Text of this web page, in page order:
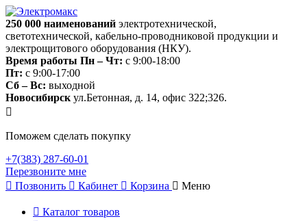
250 000 наименований электротехнической,
светотехнической, кабельно-проводниковой продукции и
электрощитового оборудования (НКУ).
Время работы Пн – Чт: с 9:00-18:00
Пт: с 9:00-17:00
Сб – Вс: выходной
Новосибирск ул.Бетонная, д. 14, офис 322;326.
Поможем сделать покупку
+7(383) 287-60-01
Перезвоните мне
Позвонить
Кабинет Корзина Меню
Каталог товаров